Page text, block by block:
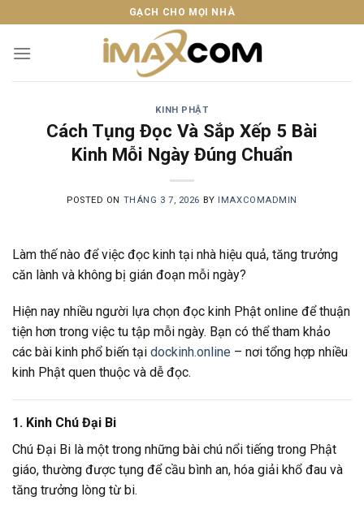
to
content
GẠCH CHO MỌI NHÀ
KINH PHẬT
Cách Tụng Đọc Và Sắp Xếp 5 Bài
Kinh Mỗi Ngày Đúng Chuẩn
POSTED ON THÁNG 3 7, 2026 BY IMAXCOMADMIN
Làm thế nào để việc đọc kinh tại nhà hiệu quả, tăng trưởng
căn lành và không bị gián đoạn mỗi ngày?
Hiện nay nhiều người lựa chọn đọc kinh Phật online để thuận
tiện hơn trong việc tu tập mỗi ngày. Bạn có thể tham khảo
các bài kinh phổ biến tại dockinh.online – nơi tổng hợp nhiều
kinh Phật quen thuộc và dễ đọc.
1. Kinh Chú Đại Bi
Chú Đại Bi là một trong những bài chú nổi tiếng trong Phật
giáo, thường được tụng để cầu bình an, hóa giải khổ đau và
tăng trưởng lòng từ bi.